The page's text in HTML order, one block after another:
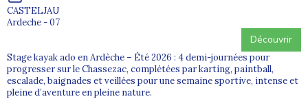
CASTELJAU
Ardeche - 07
Découvrir
Stage kayak ado en Ardèche – Été 2026 : 4 demi-journées pour
progresser sur le Chassezac, complétées par karting, paintball,
escalade, baignades et veillées pour une semaine sportive, intense et
pleine d’aventure en pleine nature.